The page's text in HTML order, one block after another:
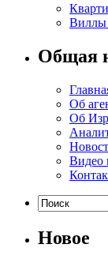
Виллы
Общая
Об
Об
Видео
Новое